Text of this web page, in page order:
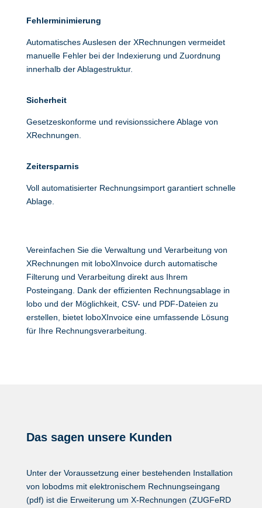
Fehlerminimierung
Automatisches Auslesen der XRechnungen vermeidet
manuelle Fehler bei der Indexierung und Zuordnung
innerhalb der Ablagestruktur.
Sicherheit
Gesetzeskonforme und revisionssichere Ablage von
XRechnungen.
Zeitersparnis
Voll automatisierter Rechnungsimport garantiert schnelle
Ablage.
Vereinfachen Sie die Verwaltung und Verarbeitung von
XRechnungen mit loboXInvoice durch automatische
Filterung und Verarbeitung direkt aus Ihrem
Posteingang. Dank der effizienten Rechnungsablage in
lobo und der Möglichkeit, CSV- und PDF-Dateien zu
erstellen, bietet loboXInvoice eine umfassende Lösung
für Ihre Rechnungsverarbeitung.
Das sagen unsere Kunden
Unter der Voraussetzung einer bestehenden Installation
von lobodms mit elektronischem Rechnungseingang
(pdf) ist die Erweiterung um X-Rechnungen (ZUGFeRD